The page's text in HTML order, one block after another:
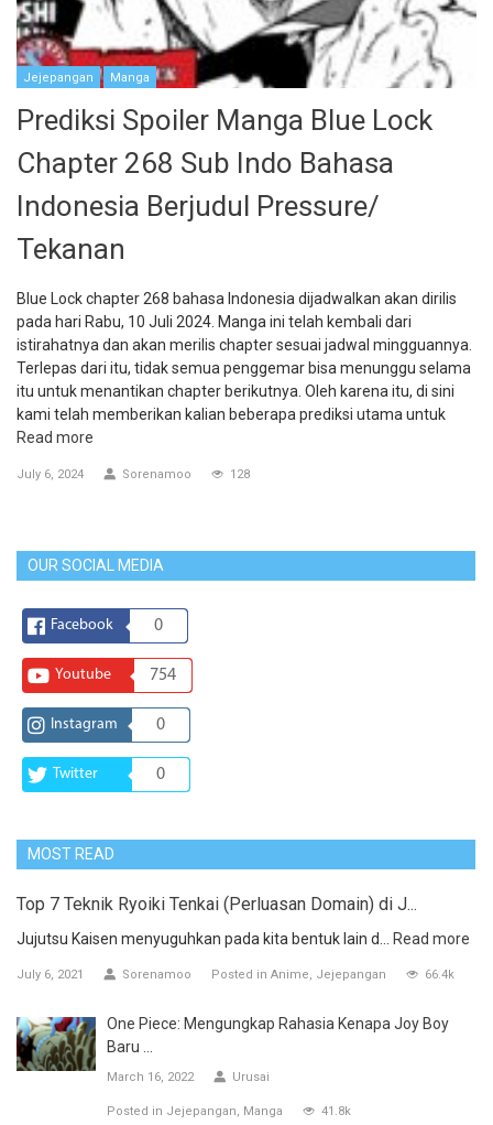
Jejepangan Manga
Prediksi Spoiler Manga Blue Lock
Chapter 268 Sub Indo Bahasa
Indonesia Berjudul Pressure/
Tekanan
Blue Lock chapter 268 bahasa Indonesia dijadwalkan akan dirilis
pada hari Rabu, 10 Juli 2024. Manga ini telah kembali dari
istirahatnya dan akan merilis chapter sesuai jadwal mingguannya.
Terlepas dari itu, tidak semua penggemar bisa menunggu selama
itu untuk menantikan chapter berikutnya. Oleh karena itu, di sini
kami telah memberikan kalian beberapa prediksi utama untuk
Read more
July 6, 2024 Sorenamoo 128
OUR SOCIAL MEDIA
Facebook 0
Youtube 754
Instagram 0
Twitter 0
MOST READ
Top 7 Teknik Ryoiki Tenkai (Perluasan Domain) di J...
Jujutsu Kaisen menyuguhkan pada kita bentuk lain d... Read more
July 6, 2021 Sorenamoo Posted in Anime Jejepangan 66.4k
One Piece: Mengungkap Rahasia Kenapa Joy Boy
Baru ...
March 16, 2022 Urusai
Posted in Jejepangan Manga 41.8k